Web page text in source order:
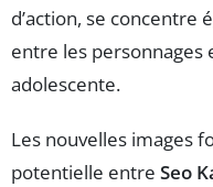
d’action, se concentre
entre les personnages
adolescente.
Les nouvelles images
potentielle entre Seo